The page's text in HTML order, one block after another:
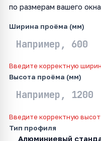
по размерам вашего
Ширина проёма (мм)
Введите корректную
Высота проёма (мм)
Введите корректную
Тип профиля